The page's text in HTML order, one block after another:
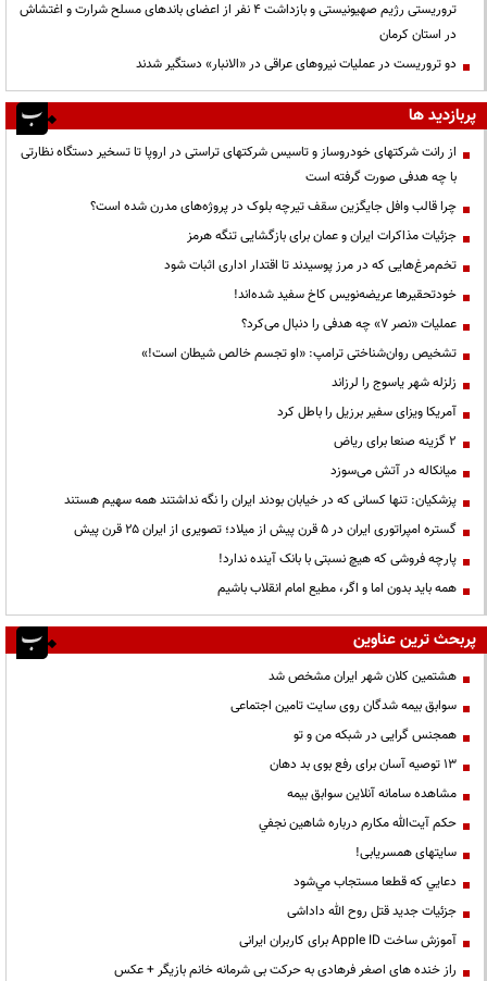
تروریستی رژیم صهیونیستی و بازداشت ۴ نفر از اعضای باندهای مسلح شرارت و اغتشاش
در استان کرمان
دو تروریست در عملیات نیروهای عراقی در «الانبار» دستگیر شدند
پربازدید ها
از رانت‌ شرکتهای خودروساز و تاسیس شرکتهای تراستی در اروپا تا تسخیر دستگاه نظارتی
با چه هدفی صورت گرفته است
چرا قالب وافل جایگزین سقف تیرچه بلوک در پروژه‌های مدرن شده است؟
جزئیات مذاکرات ایران و عمان برای بازگشایی تنگه هرمز
تخم‌مرغ‌هایی که در مرز پوسیدند تا اقتدار اداری اثبات شود
خودتحقیرها عریضه‌نویس کاخ سفید شده‌اند!
عملیات «نصر ۷» چه هدفی را دنبال می‌کرد؟
تشخیص روان‌شناختی ترامپ: «او تجسم خالص شیطان است!»
زلزله شهر یاسوج را لرزاند
آمریکا ویزای سفیر برزیل را باطل کرد
۲ گزینه صنعا برای ریاض
میانکاله در آتش می‌سوزد
پزشکیان: تنها کسانی که در خیابان بودند ایران را نگه نداشتند همه سهیم هستند
گستره امپراتوری ایران در ۵ قرن پیش از میلاد؛ تصویری از ایران ۲۵ قرن پیش
پارچه فروشی که هیچ نسبتی با بانک آینده ندارد!
همه باید بدون اما و اگر، مطیع امام انقلاب باشیم
پربحث ترین عناوین
هشتمین کلان شهر ایران مشخص شد
سوابق بیمه شدگان روی سایت تامین اجتماعی
همجنس گرایی در شبکه من و تو
13 توصیه آسان برای رفع بوی بد دهان
مشاهده سامانه آنلاين سوابق بیمه
حكم آيت‌الله مكارم درباره شاهين نجفي
سایتهای همسریابی!
دعايي كه قطعا مستجاب مي‌شود
جزئیات جدید قتل روح الله داداشی
آموزش ساخت Apple ID برای کاربران ایرانی
راز خنده های اصغر فرهادی به حرکت بی شرمانه خانم بازیگر + عکس